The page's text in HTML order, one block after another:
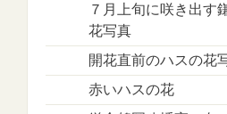
７月上旬に咲き出す
花写真
開花直前のハスの花
赤いハスの花